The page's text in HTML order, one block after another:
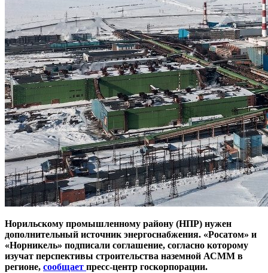
Норильскому промышленному району (НПР) нужен
дополнительный источник энергоснабжения. «Росатом» и
«Норникель» подписали соглашение, согласно которому
изучат перспективы строительства наземной АСММ в
регионе, сообщает пресс-центр госкорпорации.